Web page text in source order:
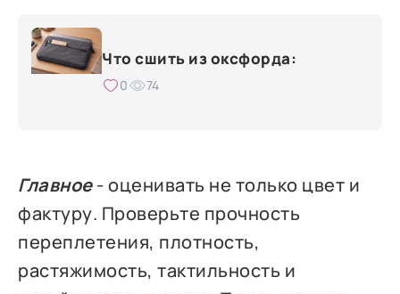
Что сшить из оксфорда:
0 74
Главное- оценивать не только цвет и
фактуру. Проверьте прочность
переплетения, плотность,
растяжимость, тактильность и